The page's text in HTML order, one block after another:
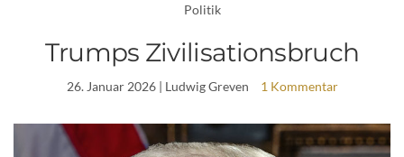
Politik
Trumps Zivilisationsbruch
26. Januar 2026| Ludwig Greven 1 Kommentar